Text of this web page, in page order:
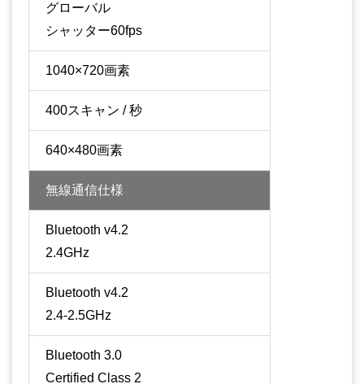
グローバル
シャッター60fps
1040×720画素
400スキャン / 秒
640×480画素
無線通信仕様
Bluetooth v4.2
2.4GHz
Bluetooth v4.2
2.4-2.5GHz
Bluetooth 3.0
Certified Class 2